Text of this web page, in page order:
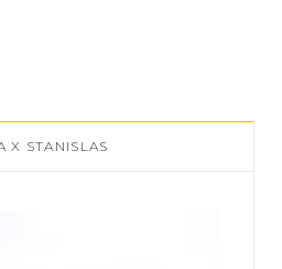
X STANISLAS